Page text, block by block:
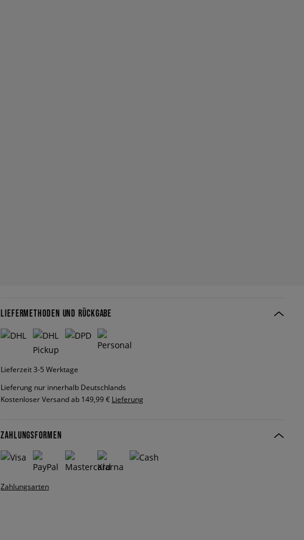
LIEFERMETHODEN UND RÜCKGABE
Lieferzeit 3-5 Werktage
Lieferung nur innerhalb Deutschlands
Kostenloser Versand ab 149,99 € Lieferung
ZAHLUNGSFORMEN
Zahlungsarten